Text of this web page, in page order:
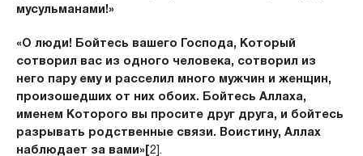
мусульманами!»
«О люди! Бойтесь вашего Господа, Который
сотворил вас из одного человека, сотворил из
него пару ему и расселил много мужчин и женщин,
произошед­ших от них обоих. Бойтесь Аллаха,
именем Которого вы просите друг друга, и бойтесь
разрывать родственные связи. Воистину, Аллах
наблюдает за вами»[2].